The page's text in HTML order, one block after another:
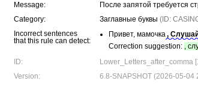
Message:
После запятой требуется
Category:
Заглавные буквы (ID:
Incorrect sentences
that this rule can detect:
Привет, мамочка,
Correction suggestion: ,
ID:
Lower_Letters_after_comma
Version:
6.8-SNAPSHOT (2026-05-04